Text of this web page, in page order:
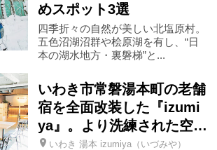
鮫川村 米沢市
仙台市
茨城県 高畠町
めスポット3選
四季折々の自然が美しい北塩原村。
五色沼湖沼群や桧原湖を有し、“日
本の湖水地方・裏磐梯”と...
いわき市常磐湯本町の老舗
宿を全面改装した『izumi
ya』。より洗練された空…
いわき 湯本 izumiya（いづみや）